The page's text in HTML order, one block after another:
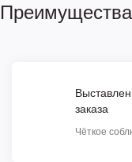
Преимущества
заказа
Чёткое